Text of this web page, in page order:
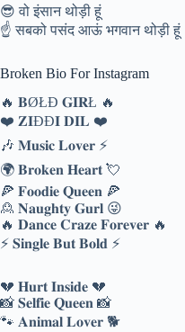
😎 वो इंसान थोड़ी हूं
☝️ सबको पसंद आऊं भगवान थोड़ी हूं
Broken Bio For Instagram
🔥 𝐁ØŁĐ 𝐆𝐈𝐑Ł 🔥
❤️ 𝐙𝐈ĐĐ𝐈 𝐃𝐈𝐋 ❤️
🎶 𝐌𝐮𝐬𝐢𝐜 𝐋𝐨𝐯𝐞𝐫 ⚡
🌍 𝐁𝐫𝐨𝐤𝐞𝐧 𝐇𝐞𝐚𝐫𝐭 💘
🍕 𝐅𝐨𝐨𝐝𝐢𝐞 𝐐𝐮𝐞𝐞𝐧 🍕
🙎 𝐍𝐚𝐮𝐠𝐡𝐭𝐲 𝐆𝐮𝐫𝐥 😜
🔥 𝐃𝐚𝐧𝐜𝐞 𝐂𝐫𝐚𝐳𝐞 𝐅𝐨𝐫𝐞𝐯𝐞𝐫 🔥
⚡ 𝐒𝐢𝐧𝐠𝐥𝐞 𝐁𝐮𝐭 𝐁𝐨𝐥𝐝 ⚡
💔 𝐇𝐮𝐫𝐭 𝐈𝐧𝐬𝐢𝐝𝐞 💔
📸 𝐒𝐞𝐥𝐟𝐢𝐞 𝐐𝐮𝐞𝐞𝐧 📸
🐾 𝐀𝐧𝐢𝐦𝐚𝐥 𝐋𝐨𝐯𝐞𝐫 🐕